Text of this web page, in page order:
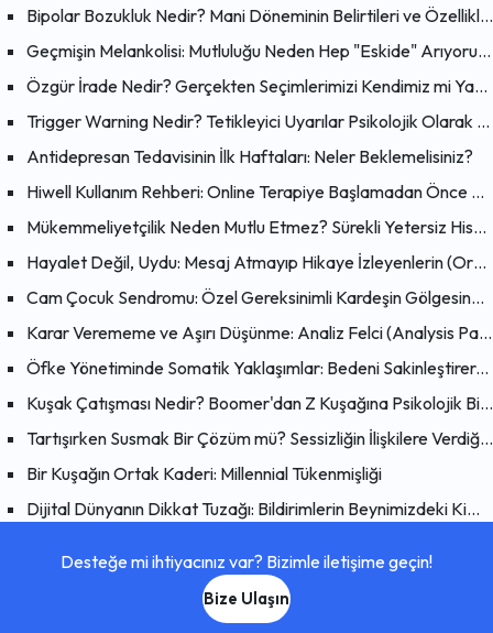
Bipolar Bozukluk Nedir? Mani Döneminin Belirtileri ve Özellikleri
Geçmişin Melankolisi: Mutluluğu Neden Hep "Eskide" Arıyoruz?
Özgür İrade Nedir? Gerçekten Seçimlerimizi Kendimiz mi Yapıyoruz?
Trigger Warning Nedir? Tetikleyici Uyarılar Psikolojik Olarak Faydalı mı?
Antidepresan Tedavisinin İlk Haftaları: Neler Beklemelisiniz?
Hiwell Kullanım Rehberi: Online Terapiye Başlamadan Önce Bilmeniz Gerekenler
Mükemmeliyetçilik Neden Mutlu Etmez? Sürekli Yetersiz Hissetmenin Psikolojik Nedenleri
Hayalet Değil, Uydu: Mesaj Atmayıp Hikaye İzleyenlerin (Orbiting) Psikolojisi
Cam Çocuk Sendromu: Özel Gereksinimli Kardeşin Gölgesinde Büyümek
Karar Verememe ve Aşırı Düşünme: Analiz Felci (Analysis Paralysis) Nedir?
Öfke Yönetiminde Somatik Yaklaşımlar: Bedeni Sakinleştirerek Zihni Dönüştürmenin Bilimsel Yolları
Kuşak Çatışması Nedir? Boomer'dan Z Kuşağına Psikolojik Bir Bakış
Tartışırken Susmak Bir Çözüm mü? Sessizliğin İlişkilere Verdiği Zarar
Bir Kuşağın Ortak Kaderi: Millennial Tükenmişliği
Dijital Dünyanın Dikkat Tuzağı: Bildirimlerin Beynimizdeki Kimyasal Etkisi
Desteğe mi ihtiyacınız var? Bizimle iletişime geçin!
Bize Ulaşın